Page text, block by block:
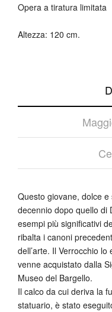
Opera a tiratura limitata
Altezza: 120 cm.
Questo giovane, dolce
decennio dopo quello di
esempi più significativi
ribalta i canoni
dell’arte. Il Verrocchio
venne acquistato dalla
Museo del Bargello.
Il calco da cui deriva la
statuario, è stato